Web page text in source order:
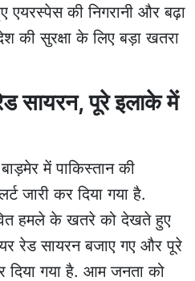
की निगरानी और बढ़ा
की सुरक्षा के लिए बड़ा खतरा
सायरन, पूरे इलाके में
में पाकिस्तान की
जारी कर दिया गया है.
हमले के खतरे को देखते हुए
रेड सायरन बजाए गए और पूरे
गया है. आम जनता को